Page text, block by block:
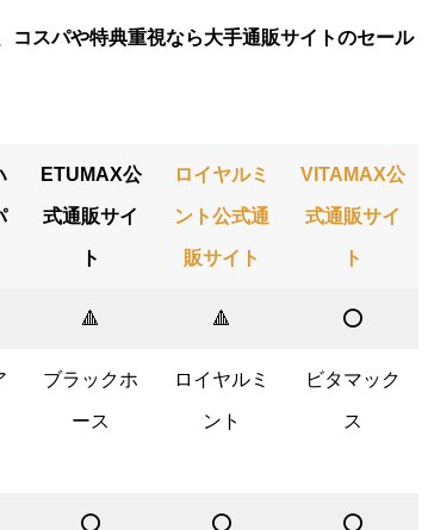
コスパや特典重視なら大手通販サイトのセール
ETUMAX公
式通販サイ
ト
ロイヤルミ
ント公式通
販サイト
VITAMAX公
式通販サイ
ト
🔺 🔺 ⭕️
ブラックホ
ース
ロイヤルミ
ント
ビタマック
ス
⭕️ ⭕️ ⭕️